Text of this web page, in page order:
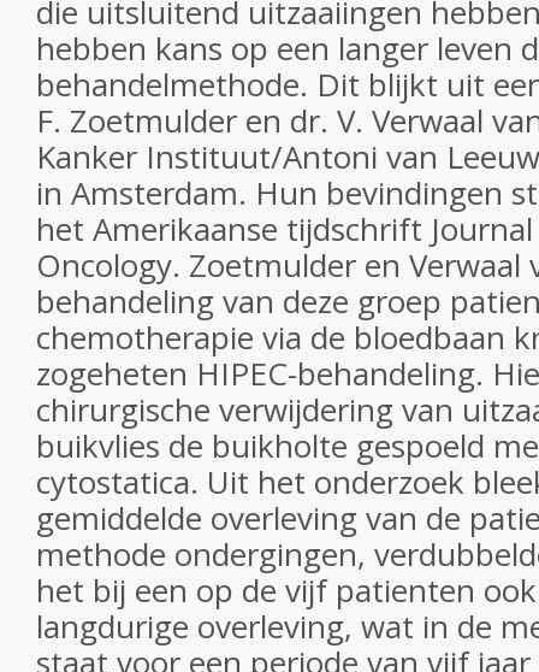
die uitsluitend uitzaaiingen
hebben kans op een langer leven
behandelmethode. Dit blijkt uit
F. Zoetmulder en dr. V. Verwaal
Kanker Instituut/Antoni van
in Amsterdam. Hun bevindingen
het Amerikaanse tijdschrift
Oncology. Zoetmulder en Verwaal
behandeling van deze groep
chemotherapie via de bloedbaan
zogeheten HIPEC-behandeling.
chirurgische verwijdering van
buikvlies de buikholte gespoeld
cytostatica. Uit het onderzoek
gemiddelde overleving van de
methode ondergingen,
het bij een op de vijf patienten
langdurige overleving, wat in de
staat voor een periode van vijf